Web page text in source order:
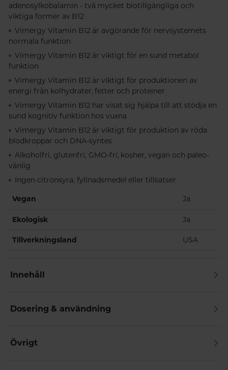
adenosylkobalamin - två mycket biotillgängliga och
viktiga former av B12
Vimergy Vitamin B12 är avgörande för nervsystemets
normala funktion
Vimergy Vitamin B12 är viktigt för en sund metabol
funktion
Vimergy Vitamin B12 är viktigt för produktionen av
energi från kolhydrater, fetter och proteiner
Vimergy Vitamin B12 har visat sig hjälpa till att stödja en
sund kognitiv funktion hos vuxna
Vimergy Vitamin B12 är viktigt för produktion av röda
blodkroppar och DNA-syntes
Alkoholfri, glutenfri, GMO-fri, kosher, vegan och paleo-
vänlig
Ingen citronsyra, fyllnadsmedel eller tillsatser
Vegan Ja
Ekologisk Ja
Tillverkningsland USA
Innehåll
Dosering & användning
Övrigt